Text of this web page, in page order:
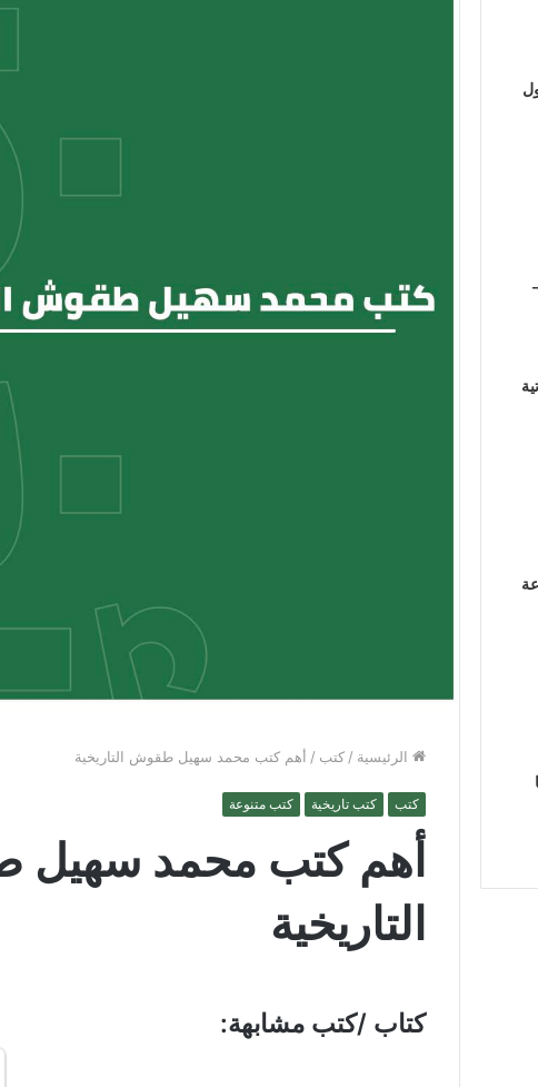
الرئيسية / كتب / أهم كتب محمد سهيل طقوش التاريخية
كتب كتب تاريخية كتب متنوعة
أهم كتب محمد
التاريخية
كتاب /كتب مشابهة: